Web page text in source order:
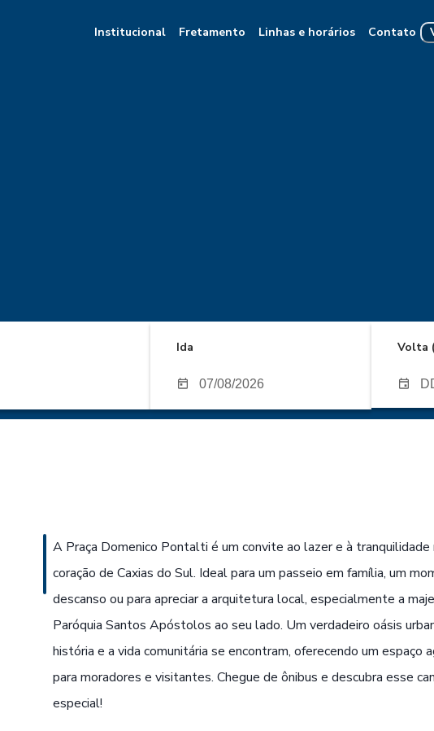
Institucional Fretamento Linhas e horários Contato
Ida Volta
A Praça Domenico Pontalti é um convite ao lazer e à tranquilidade
coração de Caxias do Sul. Ideal para um passeio em família, um
descanso ou para apreciar a arquitetura local, especialmente a
Paróquia Santos Apóstolos ao seu lado. Um verdadeiro oásis
história e a vida comunitária se encontram, oferecendo um espaço
para moradores e visitantes. Chegue de ônibus e descubra esse
especial!